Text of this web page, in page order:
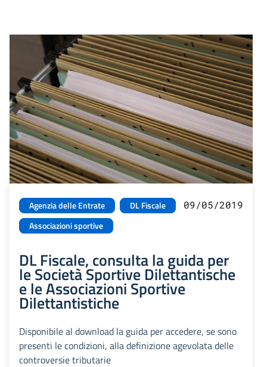
Agenzia delle Entrate
DL Fiscale
Associazioni sportive
09/05/2019
DL Fiscale, consulta la guida per
le Società Sportive Dilettantische
e le Associazioni Sportive
Dilettantistiche
Disponibile al download la guida per accedere, se sono
presenti le condizioni, alla definizione agevolata delle
controversie tributarie